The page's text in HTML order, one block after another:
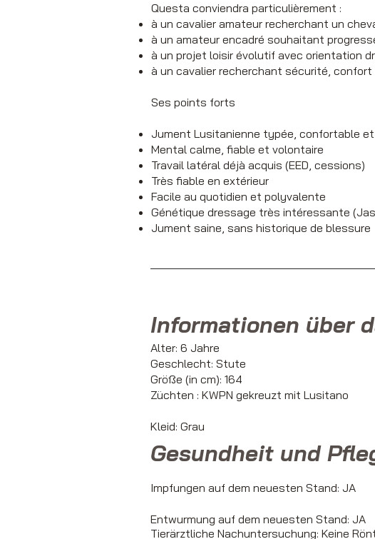
Questa conviendra particulièrement :
à un cavalier amateur recherchant un
à un amateur encadré souhaitant
à un projet loisir évolutif avec orientation
à un cavalier recherchant sécurité,
Ses points forts
Jument Lusitanienne typée, confortable
Mental calme, fiable et volontaire
Travail latéral déjà acquis (EED, cessions)
Très fiable en extérieur
Facile au quotidien et polyvalente
Génétique dressage très intéressante
Jument saine, sans historique de blessure
Informationen über
Alter: 6 Jahre
Geschlecht: Stute
Größe (in cm): 164
Züchten : KWPN gekreuzt mit Lusitano
Kleid: Grau
Gesundheit und
Impfungen auf dem neuesten Stand: JA
Entwurmung auf dem neuesten Stand: JA
Tierärztliche Nachuntersuchung: Keine